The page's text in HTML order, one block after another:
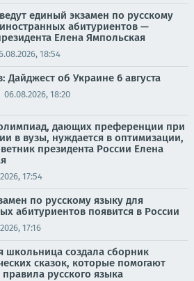
единый экзамен по русскому
абитуриентов —
Елена Ямпольская
18:54
Дайджест об Украине 6 августа
06.08.2026, 18:20
дающих преференции при
в вузы, нуждается в оптимизации,
президента России Елена
17:54
по русскому языку для
абитуриентов появится в России
17:16
школьница создала сборник
сказок, которые помогают
русского языка